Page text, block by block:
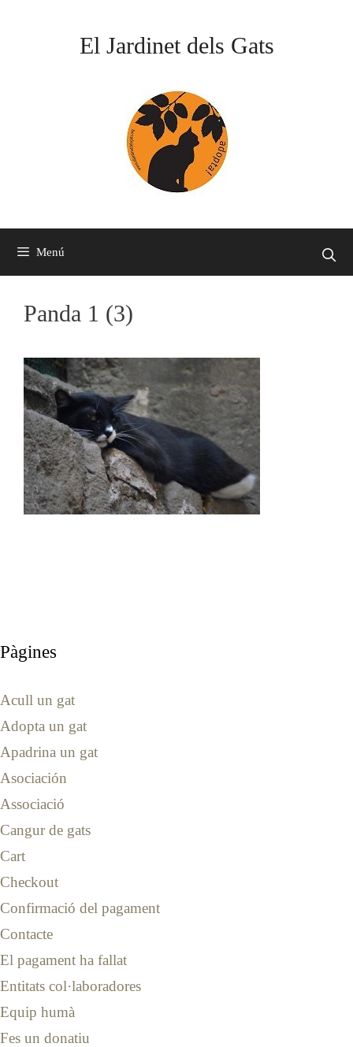
El Jardinet dels Gats
Menú
Panda 1 (3)
Pàgines
Acull un gat
Adopta un gat
Apadrina un gat
Asociación
Associació
Cangur de gats
Cart
Checkout
Confirmació del pagament
Contacte
El pagament ha fallat
Entitats col·laboradores
Equip humà
Fes un donatiu